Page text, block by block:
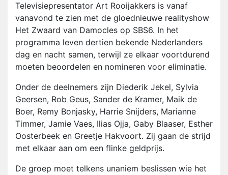
Televisiepresentator Art Rooijakkers is vanaf
vanavond te zien met de gloednieuwe realityshow
Het Zwaard van Damocles op SBS6. In het
programma leven dertien bekende Nederlanders
dag en nacht samen, terwijl ze elkaar voortdurend
moeten beoordelen en nomineren voor eliminatie.
Onder de deelnemers zijn Diederik Jekel, Sylvia
Geersen, Rob Geus, Sander de Kramer, Maik de
Boer, Remy Bonjasky, Harrie Snijders, Marianne
Timmer, Jamie Vaes, Ilias Ojja, Gaby Blaaser, Esther
Oosterbeek en Greetje Hakvoort. Zij gaan de strijd
met elkaar aan om een flinke geldprijs.
De groep moet telkens unaniem beslissen wie het